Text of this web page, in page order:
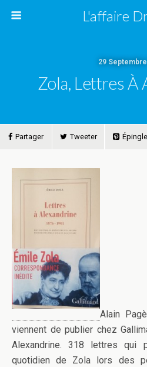
L'affaire
29
Zola, Lettres À
Partager Tweeter
Alain
viennent de publier chez
Alexandrine. 318 lettres qui
quotidien de Zola lors des